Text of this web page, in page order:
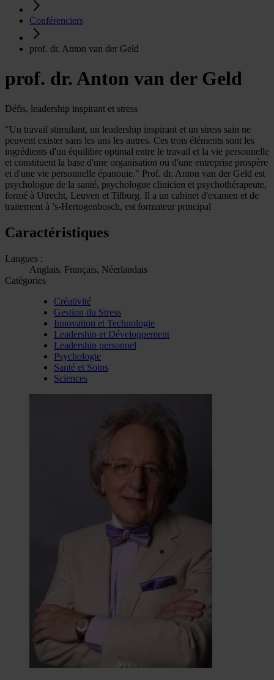
Conférenciers
prof. dr. Anton van der Geld
prof. dr. Anton van der Geld
Défis, leadership inspirant et stress
"Un travail stimulant, un leadership inspirant et un stress sain ne
peuvent exister sans les uns les autres. Ces trois éléments sont les
ingrédients d'un équilibre optimal entre le travail et la vie personnelle
et constituent la base d'une organisation ou d'une entreprise prospère
et d'une vie personnelle épanouie." Prof. dr. Anton van der Geld est
psychologue de la santé, psychologue clinicien et psychothérapeute,
formé à Utrecht, Leuven et Tilburg. Il a un cabinet d'examen et de
traitement à ’s-Hertogenbosch, est formateur principal
Caractéristiques
Langues :
Anglais, Français, Néerlandais
Catégories
Créativité
Gestion du Stress
Innovation et Technologie
Leadership et Développement
Leadership personnel
Psychologie
Santé et Soins
Sciences